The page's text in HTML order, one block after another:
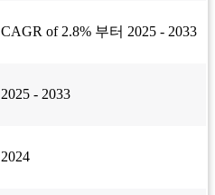
CAGR of 2.8% 부터 2025 - 2033
2025 - 2033
2024